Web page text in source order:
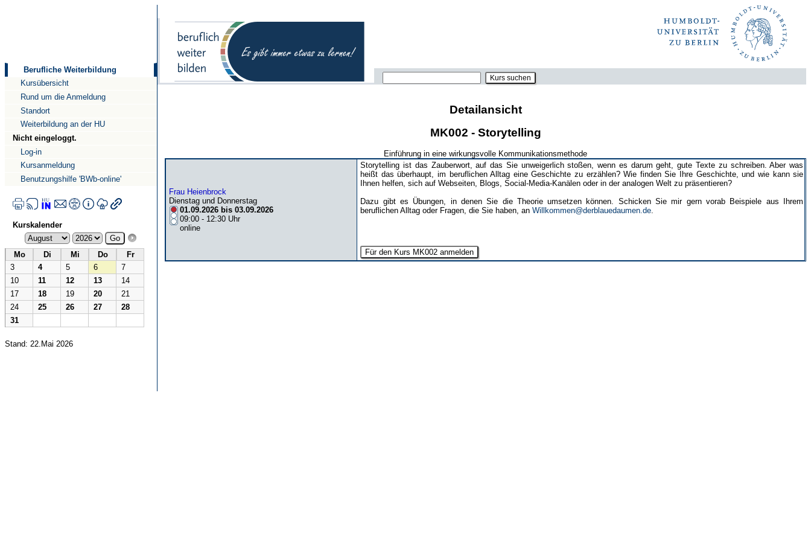
Berufliche Weiterbildung
Kursübersicht
Rund um die Anmeldung
Standort
Weiterbildung an der HU
Nicht eingeloggt.
Log-in
Kursanmeldung
Benutzungshilfe 'BWb-online'
Kurskalender
Mo Di Mi Do
Fr
3
4 5 6
7
10
11 12 13
14
17
18 19 20
21
24
25 26 27
28
31
Stand: 22.Mai 2026
Detailansicht
MK002 - Storytelling
Einführung in eine wirkungsvolle Kommunikationsmethode
Frau Heienbrock
Dienstag und Donnerstag
01.09.2026 bis 03.09.2026
09:00 - 12:30 Uhr
online
Storytelling ist das Zauberwort, auf das Sie unweigerlich stoßen, wenn es darum geht, gute Texte zu schreiben. Aber was
heißt das überhaupt, im beruflichen Alltag eine Geschichte zu erzählen? Wie finden Sie Ihre Geschichte, und wie kann sie
Ihnen helfen, sich auf Webseiten, Blogs, Social-Media-Kanälen oder in der analogen Welt zu präsentieren?
Dazu gibt es Übungen, in denen Sie die Theorie umsetzen können. Schicken Sie mir gern vorab Beispiele aus Ihrem
beruflichen Alltag oder Fragen, die Sie haben, anWillkommen@derblauedaumen.de